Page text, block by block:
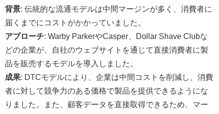
背景: 伝統的な流通モデルは中間マージンが多く、消費者に
届くまでにコストがかかっていました。
アプローチ: Warby ParkerやCasper、Dollar Shave Clubな
どの企業が、自社のウェブサイトを通じて直接消費者に製
品を販売するモデルを導入しました。
成果: DTCモデルにより、企業は中間コストを削減し、消費
者に対して競争力のある価格で製品を提供できるようにな
りました。また、顧客データを直接取得できるため、マー